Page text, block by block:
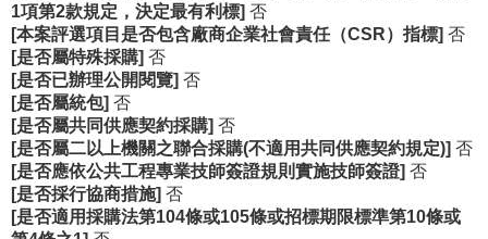
料
開
放
宣
告
隱
私
權
1項第2款規定，決定最有利標] 否
[本案評選項目是否包含廠商企業社會責任（CSR）指標] 否
[是否屬特殊採購] 否
[是否已辦理公開閱覽] 否
[是否屬統包] 否
[是否屬共同供應契約採購] 否
[是否屬二以上機關之聯合採購(不適用共同供應契約規定)] 否
[是否應依公共工程專業技師簽證規則實施技師簽證] 否
[是否採行協商措施] 否
[是否適用採購法第104條或105條或招標期限標準第10條或